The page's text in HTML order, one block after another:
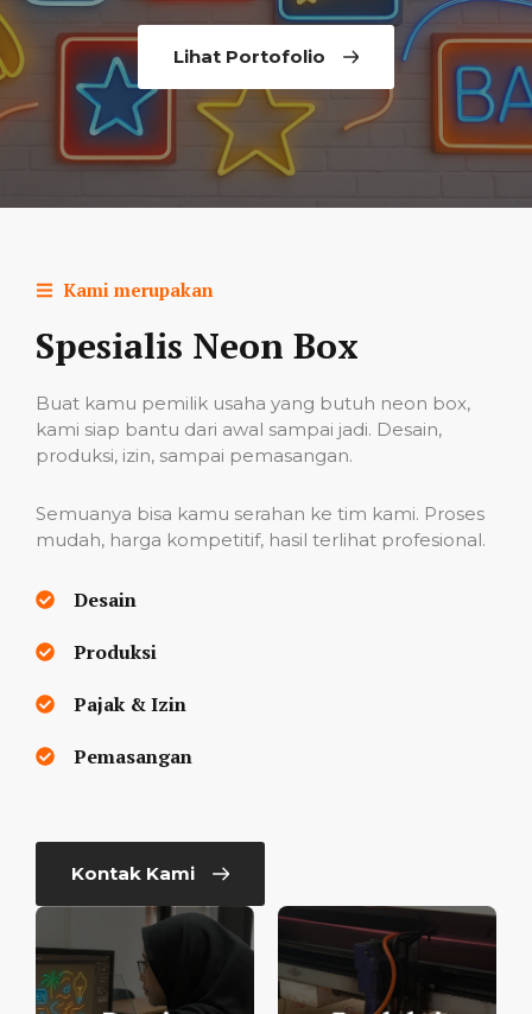
Lihat Portofolio
Kami merupakan
Spesialis Neon Box
Buat kamu pemilik usaha yang butuh neon box,
kami siap bantu dari awal sampai jadi. Desain,
produksi, izin, sampai pemasangan.
Semuanya bisa kamu serahan ke tim kami. Proses
mudah, harga kompetitif, hasil terlihat profesional.
Desain
Produksi
Pajak & Izin
Pemasangan
Kontak Kami